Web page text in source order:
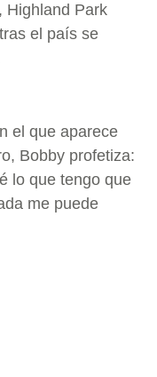
Highland Park
el país se
el que aparece
Bobby profetiza:
lo que tengo que
me puede